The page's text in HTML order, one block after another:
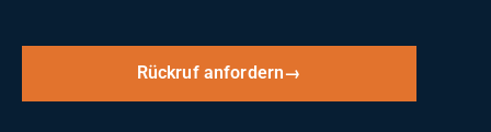
Rückruf anfordern